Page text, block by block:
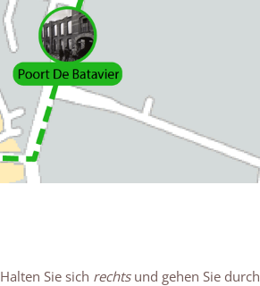
Halten Sie sich rechtsund gehen Sie durch